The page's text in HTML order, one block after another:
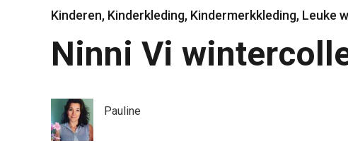
Kinderen, Kinderkleding, Kindermerkkleding, Leuke
Ninni Vi
Pauline